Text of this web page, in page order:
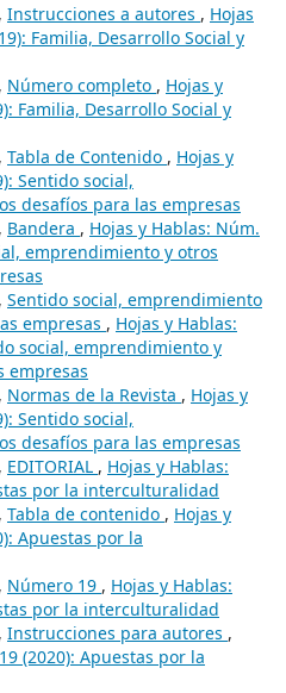
Instrucciones a autores , Hojas
Familia, Desarrollo Social y
Número completo , Hojas y
Familia, Desarrollo Social y
Tabla de Contenido , Hojas y
Sentido social,
desafíos para las empresas
Bandera , Hojas y Hablas: Núm.
emprendimiento y otros
Sentido social, emprendimiento
empresas , Hojas y Hablas:
social, emprendimiento y
empresas
Normas de la Revista , Hojas y
Sentido social,
desafíos para las empresas
EDITORIAL , Hojas y Hablas:
por la interculturalidad
Tabla de contenido , Hojas y
Apuestas por la
Número 19 , Hojas y Hablas:
por la interculturalidad
Instrucciones para autores ,
(2020): Apuestas por la